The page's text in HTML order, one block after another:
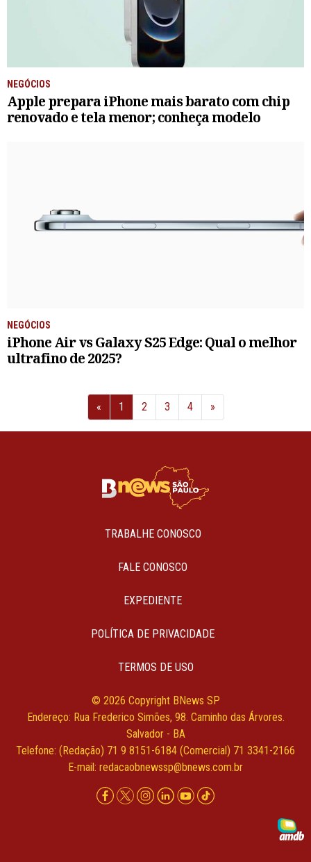
NEGÓCIOS
Apple prepara iPhone mais barato com chip
renovado e tela menor; conheça modelo
NEGÓCIOS
iPhone Air vs Galaxy S25 Edge: Qual o melhor
ultrafino de 2025?
«Anterior
1 2 3 4 »Próximo
TRABALHE CONOSCO
FALE CONOSCO
EXPEDIENTE
POLÍTICA DE PRIVACIDADE
TERMOS DE USO
© 2026 Copyright BNews SP
Endereço: Rua Frederico Simões, 98. Caminho das Árvores.
Salvador - BA
Telefone: (Redação) 71 9 8151-6184 (Comercial) 71 3341-2166
E-mail: redacaobnewssp@bnews.com.br